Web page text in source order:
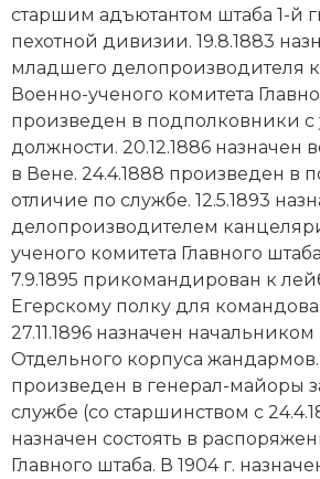
Нумизматика
Образование
Политическая история
Революции и народные
Религия и церковь
Россия
Северная Америка
Социально-экономическая
Специальные исторические
старшим адъютантом штаба 1-й
пехотной дивизии. 19.8.1883
младшего делопроизводителя
Военно-ученого комитета
произведен в подполковники
должности. 20.12.1886 назначен
в Вене. 24.4.1888 произведен в
отличие по службе. 12.5.1893
делопроизводителем
ученого комитета Главного
7.9.1895 прикомандирован к
Егерскому полку для
27.11.1896 назначен начальником
Отдельного корпуса жандармов.
произведен в генерал-майоры
службе (со старшинством с
назначен состоять в
Главного штаба. В 1904 г.